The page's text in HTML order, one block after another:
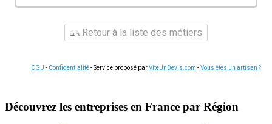
Retour à la liste des métiers
CGU - Confidentialité- Service proposé parViteUnDevis.com -Vous êtes un artisan ?
Découvrez les entreprises en France par Région